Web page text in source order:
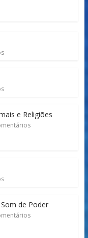
e Religiões
de Poder